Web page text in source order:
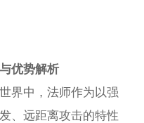
优势解析
界中，法师作为以强
、远距离攻击的特性